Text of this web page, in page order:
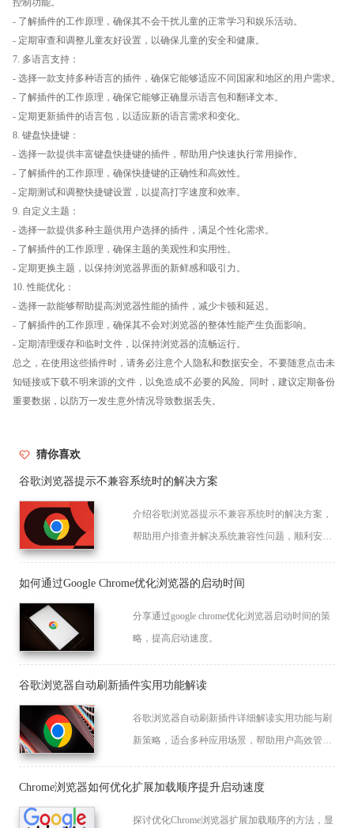
控制功能。
- 了解插件的工作原理，确保其不会干扰儿童的正常学习和娱乐活动。
- 定期审查和调整儿童友好设置，以确保儿童的安全和健康。
7. 多语言支持：
- 选择一款支持多种语言的插件，确保它能够适应不同国家和地区的用户需求。
- 了解插件的工作原理，确保它能够正确显示语言包和翻译文本。
- 定期更新插件的语言包，以适应新的语言需求和变化。
8. 键盘快捷键：
- 选择一款提供丰富键盘快捷键的插件，帮助用户快速执行常用操作。
- 了解插件的工作原理，确保快捷键的正确性和高效性。
- 定期测试和调整快捷键设置，以提高打字速度和效率。
9. 自定义主题：
- 选择一款提供多种主题供用户选择的插件，满足个性化需求。
- 了解插件的工作原理，确保主题的美观性和实用性。
- 定期更换主题，以保持浏览器界面的新鲜感和吸引力。
10. 性能优化：
- 选择一款能够帮助提高浏览器性能的插件，减少卡顿和延迟。
- 了解插件的工作原理，确保其不会对浏览器的整体性能产生负面影响。
- 定期清理缓存和临时文件，以保持浏览器的流畅运行。
总之，在使用这些插件时，请务必注意个人隐私和数据安全。不要随意点击未
知链接或下载不明来源的文件，以免造成不必要的风险。同时，建议定期备份
重要数据，以防万一发生意外情况导致数据丢失。
猜你喜欢
谷歌浏览器提示不兼容系统时的解决方案
介绍谷歌浏览器提示不兼容系统时的解决方案，
帮助用户排查并解决系统兼容性问题，顺利安装
如何通过Google Chrome优化浏览器的启动时间
分享通过google chrome优化浏览器启动时间的策
略，提高启动速度。
谷歌浏览器自动刷新插件实用功能解读
谷歌浏览器自动刷新插件详细解读实用功能与刷
新策略，适合多种应用场景，帮助用户高效管理
Chrome浏览器如何优化扩展加载顺序提升启动速度
探讨优化Chrome浏览器扩展加载顺序的方法，显